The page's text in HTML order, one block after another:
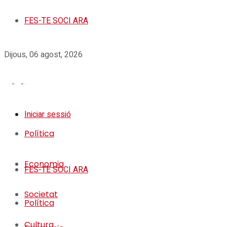
FES-TE SOCI ARA
Dijous, 06 agost, 2026
Iniciar sessió
Política
Economia
Societat
FES-TE SOCI ARA
Política